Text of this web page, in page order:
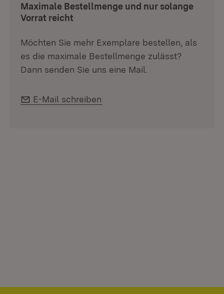
Maximale Bestellmenge und nur solange
Vorrat reicht
Möchten Sie mehr Exemplare bestellen, als
es die maximale Bestellmenge zulässt?
Dann senden Sie uns eine Mail.
E-Mail:
E-Mail schreiben